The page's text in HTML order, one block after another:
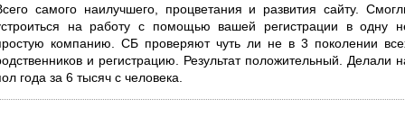
самого наилучшего, процветания и развития сайту.
на работу с помощью вашей регистрации в одну
компанию. СБ проверяют чуть ли не в 3 поколении
и регистрацию. Результат положительный. Делали
года за 6 тысяч с человека.